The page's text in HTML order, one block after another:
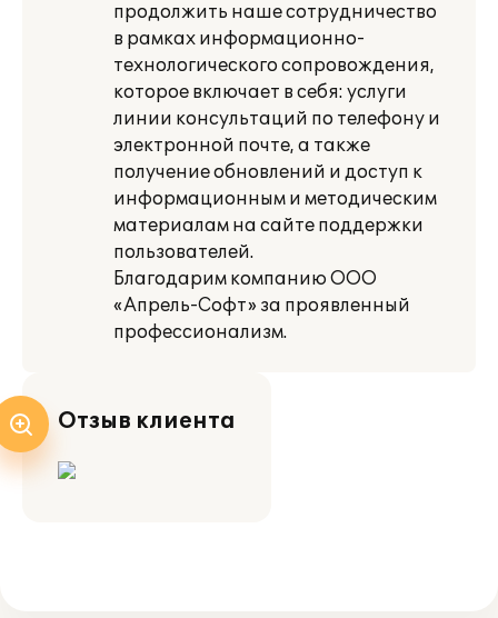
продолжить наше сотрудничество
в рамках информационно-
технологического сопровождения,
которое включает в себя: услуги
линии консультаций по телефону и
электронной почте, а также
получение обновлений и доступ к
информационным и методическим
материалам на сайте поддержки
пользователей.
Благодарим компанию ООО
«Апрель-Софт» за проявленный
профессионализм.
Отзыв клиента